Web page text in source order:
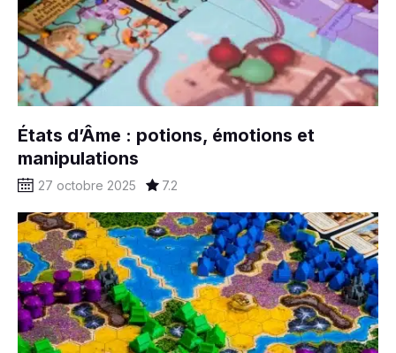
États d’Âme : potions, émotions et
manipulations
27 octobre 2025 7.2